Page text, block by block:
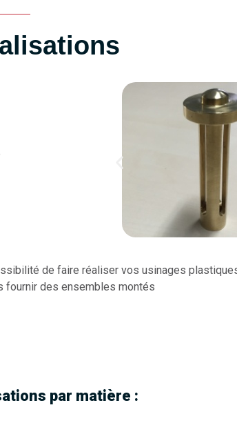
de faire réaliser vos usinages
fournir des ensembles montés
par matière :